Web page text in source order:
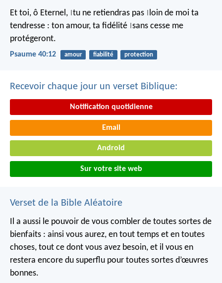
Et toi, ô Eternel, tu ne retiendras pas
loin de moi ta
tendresse : ton amour, ta fidélité sans cesse me
protégeront.
Psaume 40:12 amour fiabilité protection
Recevoir chaque jour un verset Biblique:
Notification quotidienne
Email
Android
Sur votre site web
Verset de la Bible Aléatoire
Il a aussi le pouvoir de vous combler de toutes sortes de
bienfaits : ainsi vous aurez, en tout temps et en toutes
choses, tout ce dont vous avez besoin, et il vous en
restera encore du superflu pour toutes sortes d’œuvres
bonnes.